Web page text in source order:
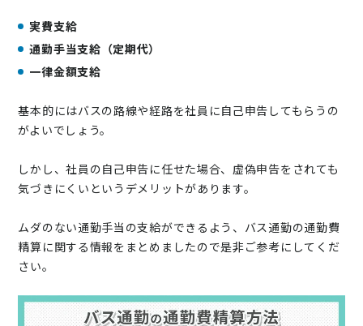
実費支給
通勤手当支給（定期代）
一律金額支給
基本的にはバスの路線や経路を社員に自己申告してもらうの
がよいでしょう。
しかし、社員の自己申告に任せた場合、虚偽申告をされても
気づきにくいというデメリットがあります。
ムダのない通勤手当の支給ができるよう、バス通勤の通勤費
精算に関する情報をまとめましたので是非ご参考にしてくだ
さい。